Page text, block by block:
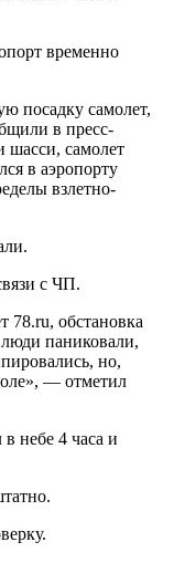
временно
посадку самолет,
в пресс-
шасси, самолет
в аэропорту
взлетно-
с ЧП.
78.ru, обстановка
паниковали,
но,
— отметил